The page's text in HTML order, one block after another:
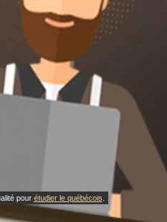
pour étudier le québécois